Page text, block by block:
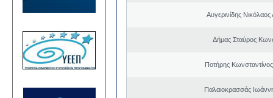
Αυγερινίδης
Δήμας Σταύρος
Ποτήρης
Παλαιοκρασσάς